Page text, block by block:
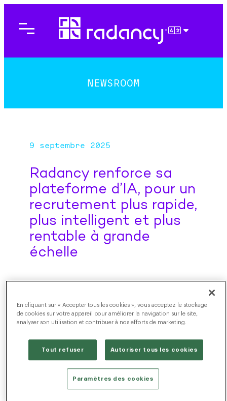
contenu
NEWSROOM
9 septembre 2025
Radancy renforce sa
plateforme d’IA, pour un
recrutement plus rapide,
plus intelligent et plus
rentable à grande
échelle
NEW YORK, 9 septembre 2025– Radancy, le leader
aujourd’hui l’achat de myInterview, améliorant ainsi son
nuage d’acquisition de talents (Radancy Talent Acquisition
Cloud) activé par l’IA et équipé d’agents d’IA pour les
candidats et les recruteurs, afin d’accélérer les cycles
d’embauche, améliorer l’efficacité des recruteurs, reduire les
coûts et permettre aux entreprises d’embaucher les
meilleurs talents avec une rapidité et une précision
En cliquant sur « Accepter tous les cookies », vous acceptez le stockage
de cookies sur votre appareil pour améliorer la navigation sur le site,
analyser son utilisation et contribuer à nos efforts de marketing.
Tout refuser Autoriser tous les cookies
Paramètres des cookies